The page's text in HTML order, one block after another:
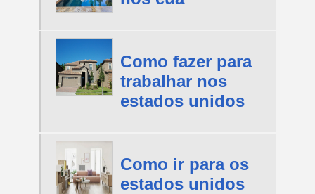
Como fazer para
trabalhar nos
estados unidos
Como ir para os
estados unidos